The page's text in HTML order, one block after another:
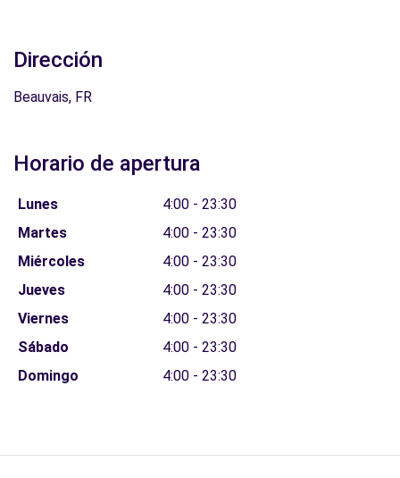
Dirección
Beauvais, FR
Horario de apertura
Lunes
4:00 - 23:30
Martes
4:00 - 23:30
Miércoles
4:00 - 23:30
Jueves
4:00 - 23:30
Viernes
4:00 - 23:30
Sábado
4:00 - 23:30
Domingo
4:00 - 23:30